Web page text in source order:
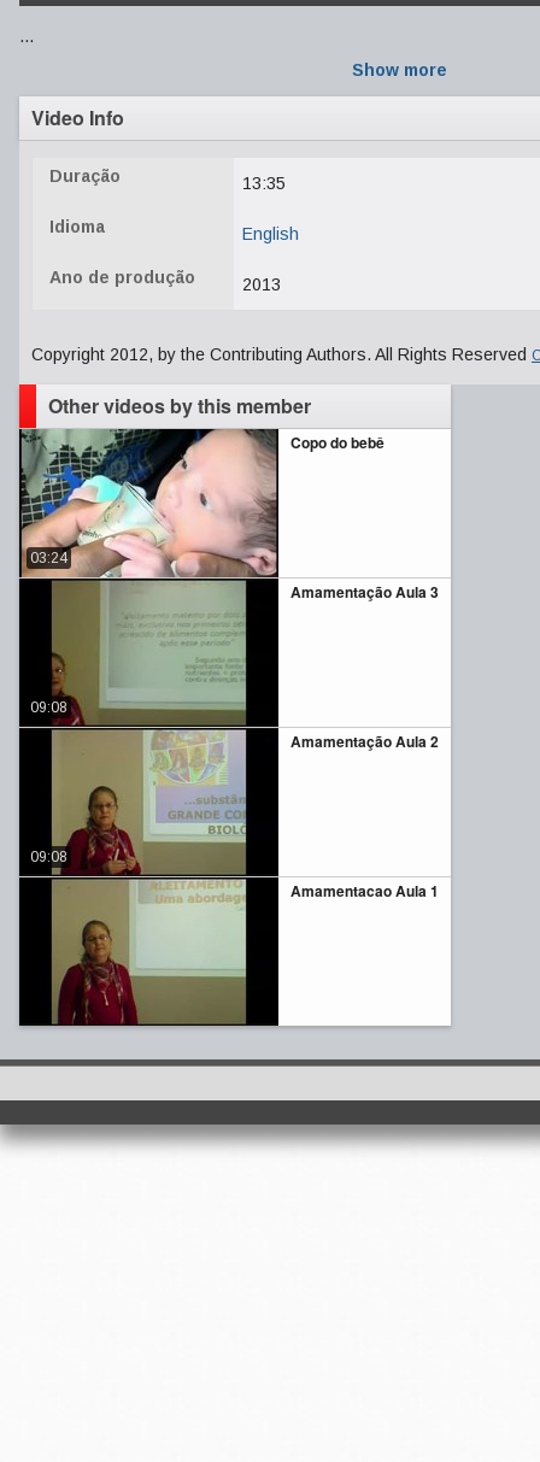
...
Show more
Video Info
Duração 13:35
Idioma English
Ano de produção 2013
Copyright 2012, by the Contributing Authors. All Rights Reserved
Other videos by this member
Copo do bebê
03:24
Amamentação Aula 3
09:08
Amamentação Aula 2
09:08
Amamentacao Aula 1